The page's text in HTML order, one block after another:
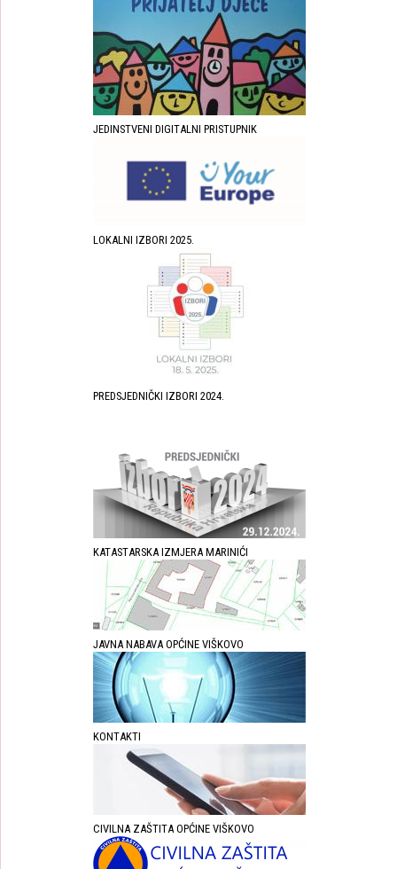
JEDINSTVENI DIGITALNI PRISTUPNIK
LOKALNI IZBORI 2025.
PREDSJEDNIČKI IZBORI 2024.
KATASTARSKA IZMJERA MARINIĆI
JAVNA NABAVA OPĆINE VIŠKOVO
KONTAKTI
CIVILNA ZAŠTITA OPĆINE VIŠKOVO